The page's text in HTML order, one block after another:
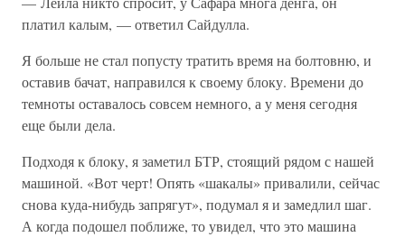
платил калым, — ответил Сайдулла.
Я больше не стал попусту тратить время на болтовню, и
оставив бачат, направился к своему блоку. Времени до
темноты оставалось совсем немного, а у меня сегодня
еще были дела.
Подходя к блоку, я заметил БТР, стоящий рядом с нашей
машиной. «Вот черт! Опять «шакалы» привалили, сейчас
снова куда-нибудь запрягут», подумал я и замедлил шаг.
А когда подошел поближе, то увидел, что это машина